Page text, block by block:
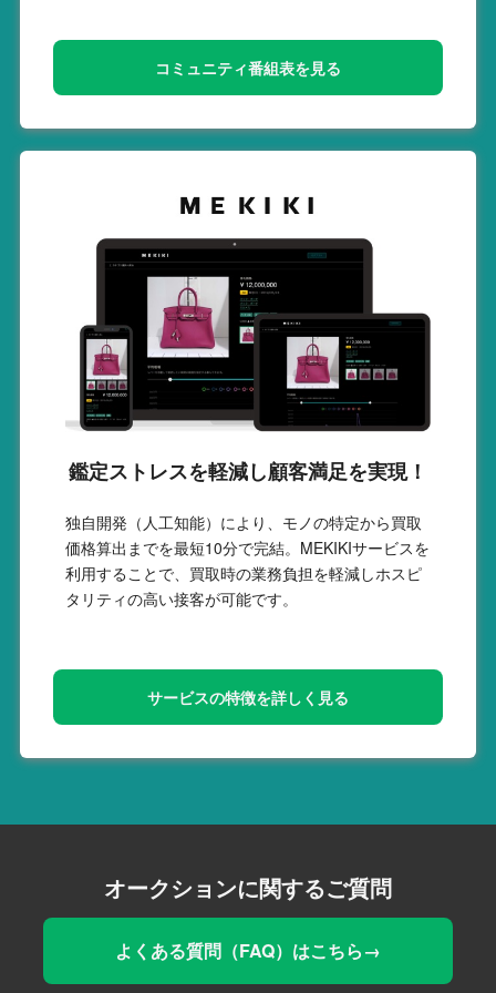
コミュニティ番組表を見る
鑑定ストレスを軽減し顧客満足を実現！
独自開発（人工知能）により、モノの特定から買取
価格算出までを最短10分で完結。MEKIKIサービスを
利用することで、買取時の業務負担を軽減しホスピ
タリティの高い接客が可能です。
サービスの特徴を詳しく見る
オークションに関するご質問
よくある質問（FAQ）はこちら→